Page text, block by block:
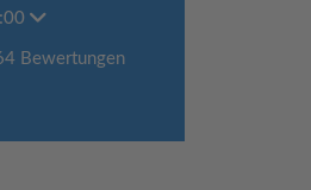
Bewertungen